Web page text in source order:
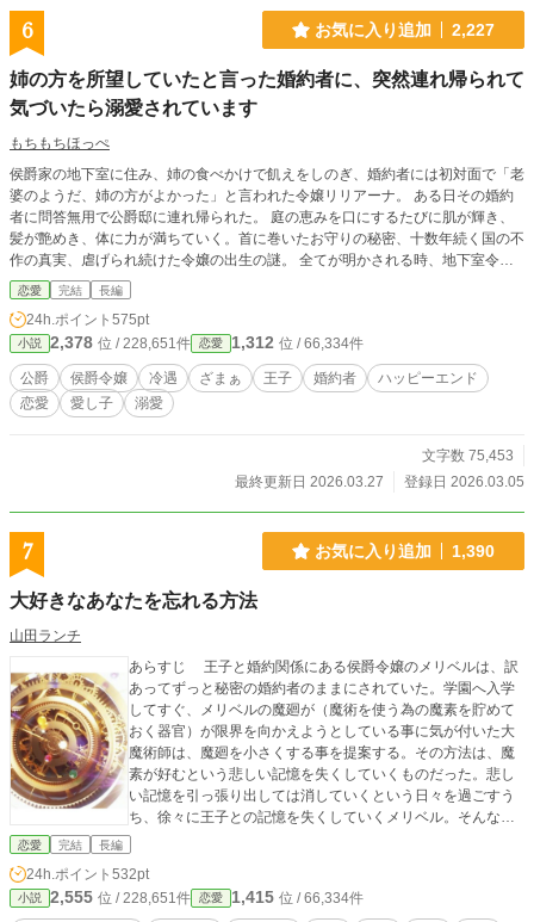
6 お気に入り追加 2,227
姉の方を所望していたと言った婚約者に、突然連れ帰られて
気づいたら溺愛されています
もちもちほっぺ
侯爵家の地下室に住み、姉の食べかけで飢えをしのぎ、婚約者には初対面で「老
婆のようだ、姉の方がよかった」と言われた令嬢リリアーナ。 ある日その婚約
者に問答無用で公爵邸に連れ帰られた。 庭の恵みを口にするたびに肌が輝き、
髪が艶めき、体に力が満ちていく。首に巻いたお守りの秘密、十数年続く国の不
作の真実、虐げられ続けた令嬢の出生の謎。 全てが明かされる時、地下室令嬢
の逆転劇が始まる。 なお婚約者は今日も庭でグルメリポートを最後まで聞いて
いる。
恋愛 完結 長編
24h.ポイント 575pt
小説 2,378 位 / 228,651件 恋愛 1,312 位 / 66,334件
公爵 侯爵令嬢 冷遇 ざまぁ 王子 婚約者
ハッピーエンド
恋愛
愛し子 溺愛
文字数 75,453
最終更新日 2026.03.27
登録日 2026.03.05
7 お気に入り追加 1,390
大好きなあなたを忘れる方法
山田ランチ
あらすじ 王子と婚約関係にある侯爵令嬢のメリベルは、訳
あってずっと秘密の婚約者のままにされていた。学園へ入学
してすぐ、メリベルの魔廻が（魔術を使う為の魔素を貯めて
おく器官）が限界を向かえようとしている事に気が付いた大
魔術師は、魔廻を小さくする事を提案する。その方法は、魔
素が好むという悲しい記憶を失くしていくものだった。悲し
い記憶を引っ張り出しては消していくという日々を過ごすう
ち、徐々に王子との記憶を失くしていくメリベル。そんな
中、魔廻を奪う謎の者達に大魔術師とメリベルが襲われてし
約が隠されている訳と、重大な秘密を抱える大魔術師の正体
が、メリベルの記憶に導かれ、やがて世界の始まりへと繋が
恋愛 完結 長編
24h.ポイント 532pt
小説 2,555 位 / 228,651件 恋愛 1,415 位 / 66,334件